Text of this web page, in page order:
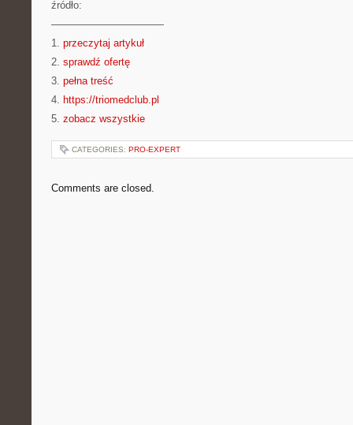
źródło:
———————————
1. przeczytaj artykuł
2. sprawdź ofertę
3. pełna treść
4. https://triomedclub.pl
5. zobacz wszystkie
CATEGORIES: PRO-EXPERT
Comments are closed.